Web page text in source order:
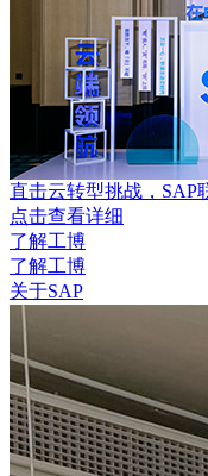
直击云转型挑战，SAP
点击查看详细
了解工博
了解工博
关于SAP